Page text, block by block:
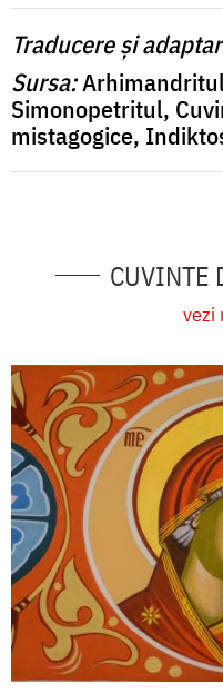
Traducere și
Sursa:
Simonopetritul,
mistagogice,
CUVINTE
vezi